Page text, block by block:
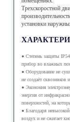
Трехскоростной
установки
● Степень защиты IP54
прибор во влажных
● Оборудование не
не создаёт
● Экономия
энергия от
поверхностей, на
● Благодаря
воздух и не сжигает